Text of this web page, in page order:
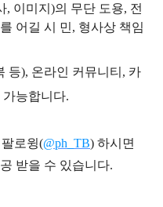
이미지)의 무단 도용, 전
어길 시 민, 형사상 책임
등), 온라인 커뮤니티, 카
능합니다.
팔로윙(@ph_TB) 하시면
받을 수 있습니다.